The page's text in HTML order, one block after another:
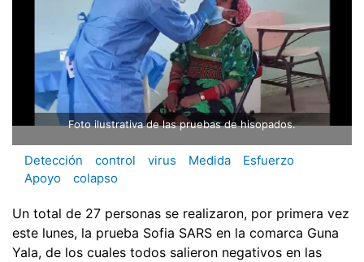
Foto ilustrativa de las pruebas de hisopados.
Detección control virus Medida
Esfuerzo
Apoyo
colapso
Un total de 27 personas se realizaron, por primera vez
este lunes, la prueba Sofia SARS en la comarca Guna
Yala, de los cuales todos salieron negativos en las